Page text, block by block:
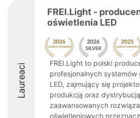
Laureaci
FREI.Light -
oświetlenia LED
FREI.Light to polski
profesjonalnych systemów
LED, zajmujący się
produkcją oraz dystrybucją
zaawansowanych
oświetleniowych